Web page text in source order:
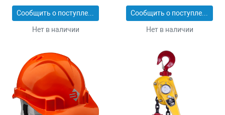
Сообщить о поступлении
Нет в наличии
Сообщить о поступлении
Нет в наличии